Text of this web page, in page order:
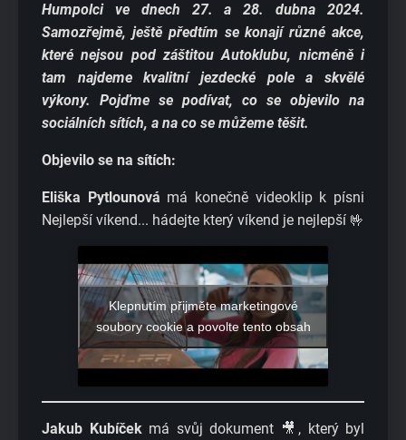
Humpolci ve dnech 27. a 28. dubna 2024.
Samozřejmě, ještě předtím se konají různé akce,
které nejsou pod záštitou Autoklubu, nicméně i
tam najdeme kvalitní jezdecké pole a skvělé
výkony. Pojďme se podívat, co se objevilo na
sociálních sítích, a na co se můžeme těšit.
Objevilo se na sítích:
Eliška Pytlounová má konečně videoklip k písni
Nejlepší víkend... hádejte který víkend je nejlepší 🤟
Klepnutím přijměte marketingové
soubory cookie a povolte tento obsah
Jakub Kubíčekmá svůj dokument 🎥, který byl